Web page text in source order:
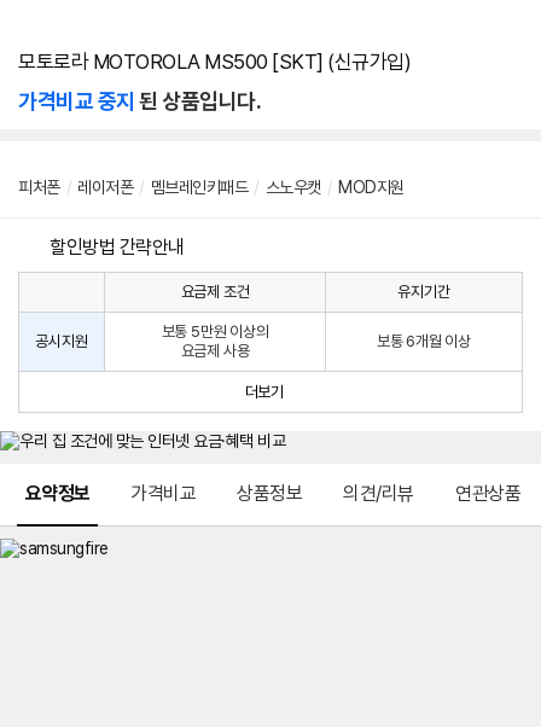
모토로라 MOTOROLA MS500 [SKT] (신규가입)
가격비교 중지 된 상품입니다.
피처폰 / 레이저폰 / 멤브레인키패드 / 스노우캣 / MOD지원
할인방법 간략안내
원
선
택
약
정
사
인
법
요금제 조건 유지기간
공시지원
보통 5만원 이상의
요금제 사용
보통 6개월 이상
더보기
요약정보 가격비교 상품정보 의견/리뷰 연관상품